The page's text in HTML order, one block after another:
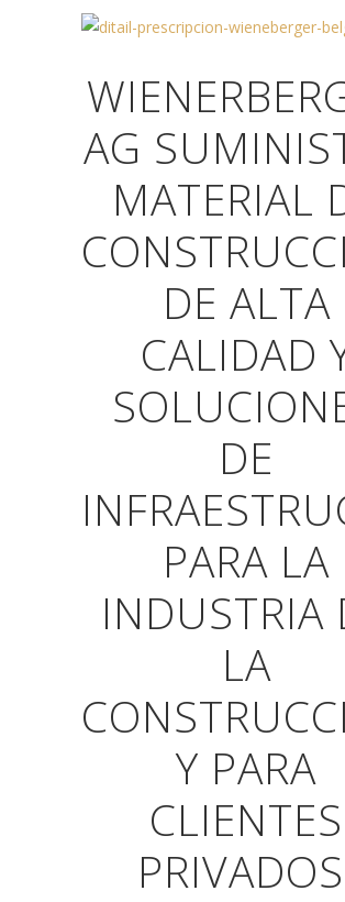
AG
MATERIAL
DE ALTA
CALIDAD
DE
PARA LA
INDUSTRIA
LA
Y PARA
CLIENTES